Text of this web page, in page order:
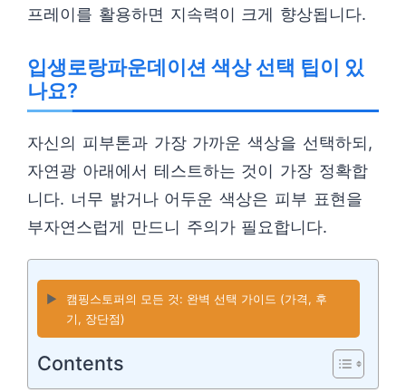
프레이를 활용하면 지속력이 크게 향상됩니다.
입생로랑파운데이션 색상 선택 팁이 있
나요?
자신의 피부톤과 가장 가까운 색상을 선택하되,
자연광 아래에서 테스트하는 것이 가장 정확합
니다. 너무 밝거나 어두운 색상은 피부 표현을
부자연스럽게 만드니 주의가 필요합니다.
▶️
캠핑스토퍼의 모든 것: 완벽 선택 가이드 (가격, 후
기, 장단점)
Contents